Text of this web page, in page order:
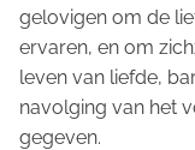
gelovigen om de
ervaren, en om
leven van liefde,
navolging van het
gegeven.